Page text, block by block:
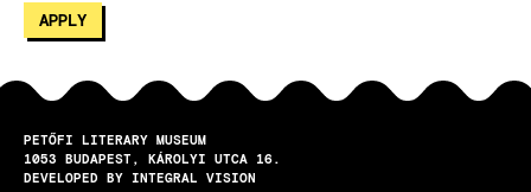
PETŐFI LITERARY MUSEUM
1053
BUDAPEST
KÁROLYI UTCA 16.
DEVELOPED BY INTEGRAL VISION